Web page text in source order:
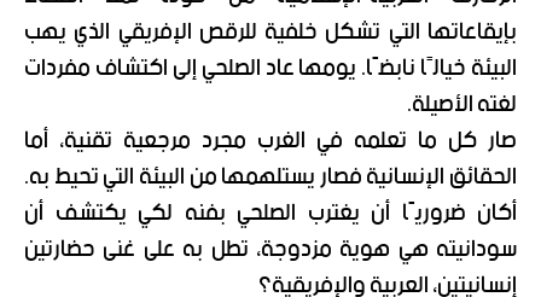
بإيقاعاتها التي تشكل خلفية للرقص الإفريقي الذي يهب
البيئة خيالًا نابضًا. يومها عاد الصلحي إلى اكتشاف مفردات
لغته الأصيلة.
صار كل ما تعلمه في الغرب مجرد مرجعية تقنية، أما
الحقائق الإنسانية فصار يستلهمها من البيئة التي تحيط به.
أكان ضروريًا أن يغترب الصلحي بفنه لكي يكتشف أن
سودانيته هي هوية مزدوجة، تطل به على غنى حضارتين
إنسانيتين، العربية والإفريقية؟